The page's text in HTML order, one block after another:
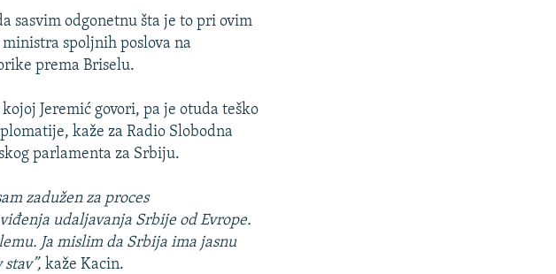
sasvim odgonetnu šta je to pri ovim
spoljnih poslova na
prema Briselu.
Jeremić govori, pa je otuda teško
kaže za Radio Slobodna
parlamenta za Srbiju.
zadužen za proces
udaljavanja Srbije od Evrope.
Ja mislim da Srbija ima jasnu
kaže Kacin.